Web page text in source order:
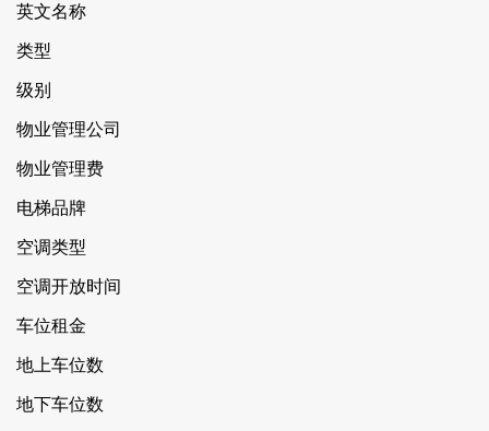
英文名称
类型
级别
物业管理公司
物业管理费
电梯品牌
空调类型
空调开放时间
车位租金
地上车位数
地下车位数